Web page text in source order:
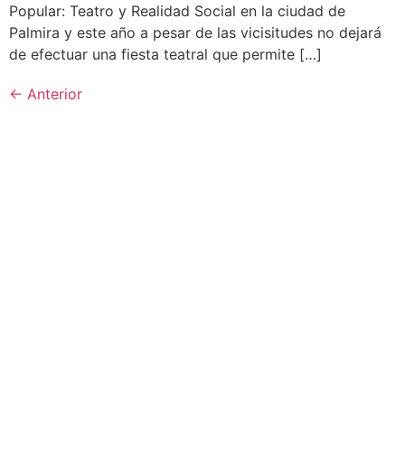
Popular: Teatro y Realidad Social en la ciudad de
Palmira y este año a pesar de las vicisitudes no dejará
de efectuar una fiesta teatral que permite […]
← Anterior